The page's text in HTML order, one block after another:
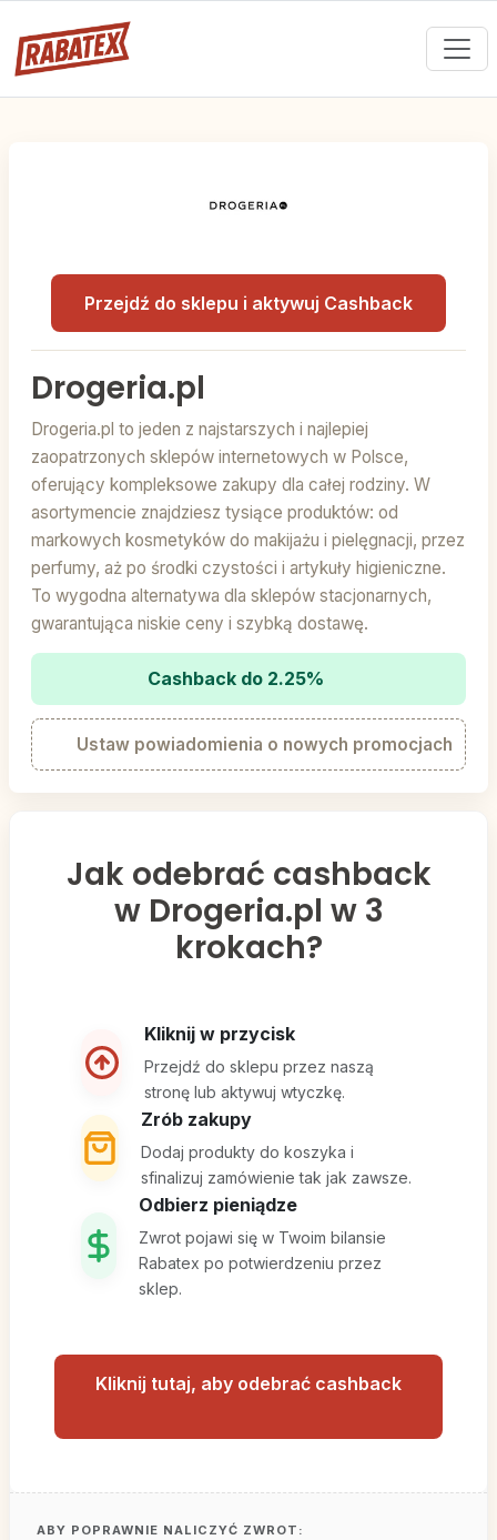
Przejdź do sklepu i aktywuj Cashback
Drogeria.pl
Drogeria.pl to jeden z najstarszych i najlepiej
zaopatrzonych sklepów internetowych w Polsce,
oferujący kompleksowe zakupy dla całej rodziny. W
asortymencie znajdziesz tysiące produktów: od
markowych kosmetyków do makijażu i pielęgnacji, przez
perfumy, aż po środki czystości i artykuły higieniczne.
To wygodna alternatywa dla sklepów stacjonarnych,
gwarantująca niskie ceny i szybką dostawę.
Cashback do 2.25%
Ustaw powiadomienia o nowych promocjach
Jak odebrać cashback
w Drogeria.pl w 3
krokach?
Kliknij w przycisk
Przejdź do sklepu przez naszą
stronę lub aktywuj wtyczkę.
Zrób zakupy
Dodaj produkty do koszyka i
sfinalizuj zamówienie tak jak zawsze.
Odbierz pieniądze
Zwrot pojawi się w Twoim bilansie
Rabatex po potwierdzeniu przez
sklep.
Kliknij tutaj, aby odebrać cashback
ABY POPRAWNIE NALICZYĆ ZWROT: